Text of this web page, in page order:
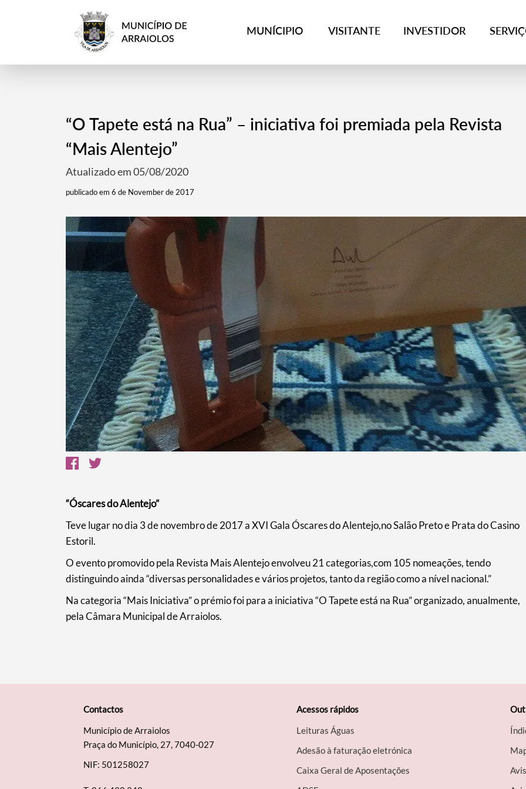
MUNÍCIPIO VISITANTE INVESTIDOR
Termo de Pesquisa
Categorias gerais
Filtros
“O Tapete está na Rua” – iniciativa foi premiada pela Revista
“Mais Alentejo”
Atualizado em 05/08/2020
publicado em 6 de November de 2017
“Óscares do Alentejo”
Teve lugar no dia 3 de novembro de 2017 a XVI Gala Óscares do Alentejo,no Salão Preto e Prata do Casino
Estoril.
O evento promovido pela Revista Mais Alentejo envolveu 21 categorias,com 105 nomeações, tendo
distinguindo ainda “diversas personalidades e vários projetos, tanto da região como a nível nacional.”
Na categoria “Mais Iniciativa” o prémio foi para a iniciativa “O Tapete está na Rua” organizado, anualmente,
pela Câmara Municipal de Arraiolos.
Contactos
Município de Arraiolos
Praça do Município, 27, 7040-027
NIF: 501258027
Acessos rápidos
Leituras Águas
Adesão à faturação eletrónica
Caixa Geral de Aposentações